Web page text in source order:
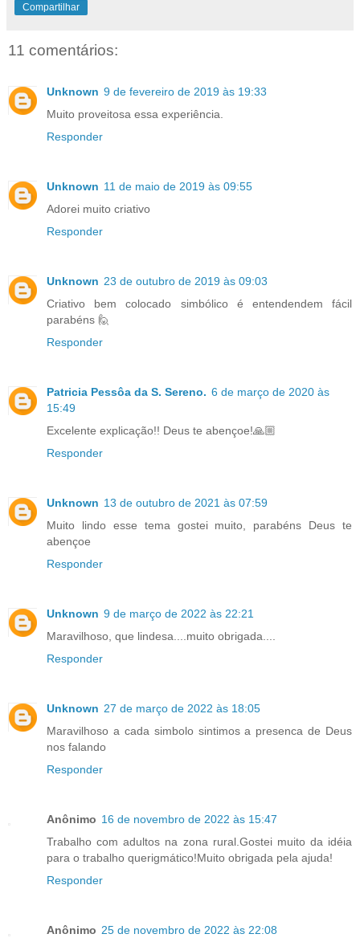
Compartilhar
11 comentários:
Unknown 9 de fevereiro de 2019 às 19:33
Muito proveitosa essa experiência.
Responder
Unknown 11 de maio de 2019 às 09:55
Adorei muito criativo
Responder
Unknown 23 de outubro de 2019 às 09:03
Criativo bem colocado simbólico é entendendem fácil
parabéns 🙋
Responder
Patricia Pessôa da S. Sereno. 6 de março de 2020 às
15:49
Excelente explicação!! Deus te abençoe!🙏🏼
Responder
Unknown 13 de outubro de 2021 às 07:59
Muito lindo esse tema gostei muito, parabéns Deus te
abençoe
Responder
Unknown 9 de março de 2022 às 22:21
Maravilhoso, que lindesa....muito obrigada....
Responder
Unknown 27 de março de 2022 às 18:05
Maravilhoso a cada simbolo sintimos a presenca de Deus
nos falando
Responder
Anônimo 16 de novembro de 2022 às 15:47
Trabalho com adultos na zona rural.Gostei muito da idéia
para o trabalho querigmático!Muito obrigada pela ajuda!
Responder
Anônimo 25 de novembro de 2022 às 22:08